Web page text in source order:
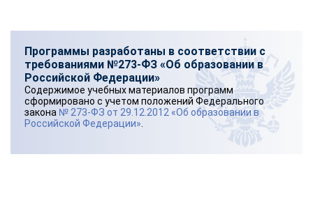
Программы разработаны в соответствии с
требованиями №273-ФЗ «Об образовании в
Российской Федерации»
Содержимое учебных материалов программ
сформировано с учетом положений Федерального
закона № 273-ФЗ от 29.12.2012 «Об образовании в
Российской Федерации»